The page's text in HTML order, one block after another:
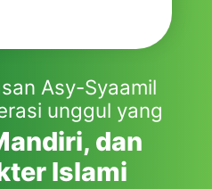
Asy-Syaamil
unggul yang
dan
Islami